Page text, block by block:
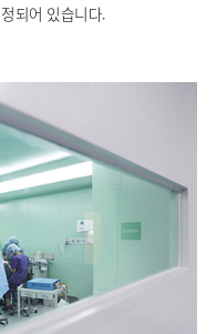
되어 있습니다.